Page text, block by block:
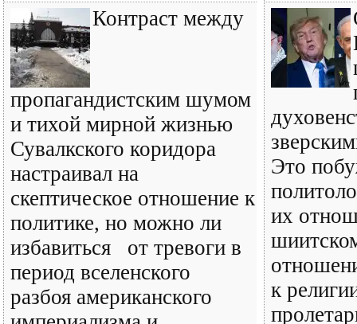
Контраст между
пропагандистским шумом
и тихой мирной жизнью
Сувалкского коридора
настраивал на
скептическое отношение к
политике, но можно ли
избавиться от тревоги в
период вселенского
разбоя американского
Это
их
к